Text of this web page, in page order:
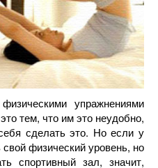
упражнениями
тем, что им это неудобно,
сделать это. Но если у
физический уровень, но
спортивный зал, значит,